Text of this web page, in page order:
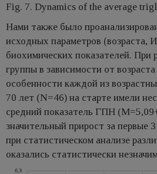
Fig. 7. Dynamics of the average
Нами также было
исходных параметров
биохимических показателей. При
группы в зависимости от
особенности каждой из
70 лет (N=46) на старте имели
средний показатель ГПН
значительный прирост за первые
при статистическом анализе
оказались статистически